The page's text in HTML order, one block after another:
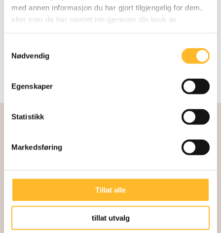
med annen informasjon du har gjort tilgjengelig for dem,
eller som de har samlet inn gjennom din bruk av
Nødvendig
Egenskaper
Statistikk
Markedsføring
Tillat alle
tillat utvalg
Kunnskapssenter for lengre arbeidsliv
Direktør: Kari Østerud
Akersgata 32